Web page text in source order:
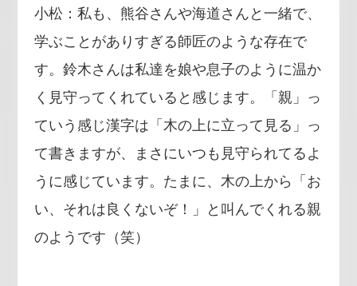
小松：私も、熊谷さんや海道さんと一緒で、
学ぶことがありすぎる師匠のような存在で
す。鈴木さんは私達を娘や息子のように温か
く見守ってくれていると感じます。「親」っ
ていう感じ漢字は「木の上に立って見る」っ
て書きますが、まさにいつも見守られてるよ
うに感じています。たまに、木の上から「お
い、それは良くないぞ！」と叫んでくれる親
のようです（笑）